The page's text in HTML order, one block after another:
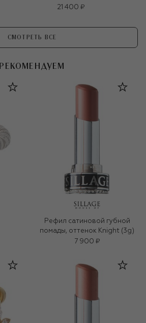
21 400 ₽
СМОТРЕТЬ ВСЕ
РЕКОМЕНДУЕМ
Рефил сатиновой губной
помады, оттенок Knight (3g)
7 900 ₽